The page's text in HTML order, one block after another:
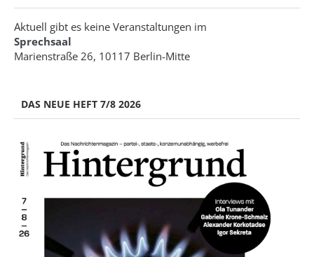
Aktuell gibt es keine Veranstaltungen im
Sprechsaal
Marienstraße 26, 10117 Berlin-Mitte
DAS NEUE HEFT 7/8 2026